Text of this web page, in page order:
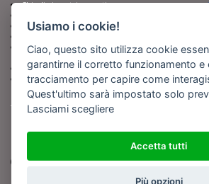
Chiedi ai nostri esperti
Fai pubblicità con noi
Iscriviti al nostro corso di
giornalismo
Compra i nostri libri
Entra in Barinedita Map
Copyright BARIREPORT s.a.s. All rights reserved -
logo di Barinedita sono state commissionate da
detiene i Diritti d'Autore e sono state prodotte
(tranne che non vi sia uno specifico anno di scatto
Usiamo i cookie!
Ciao, questo sito utilizza cookie
garantirne il corretto funzionamento e
tracciamento per capire come
Quest'ultimo sarà impostato solo
Lasciami scegliere
Accetta tutti
Più opzioni